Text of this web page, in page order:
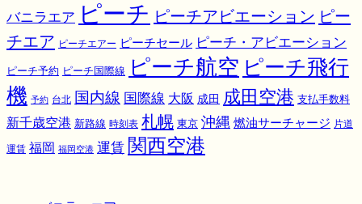
バニラエア ピーチ ピーチアビエーション ピー
チエア ピーチエアー ピーチセール ピーチ・アビエーション
ピーチ予約 ピーチ国際線 ピーチ航空 ピーチ飛行
機 予約 台北 国内線 国際線 大阪 成田 成田空港 支払手数料
新千歳空港 新路線 時刻表 札幌 東京 沖縄 燃油サーチャージ 片道
運賃 福岡 福岡空港 運賃 関西空港